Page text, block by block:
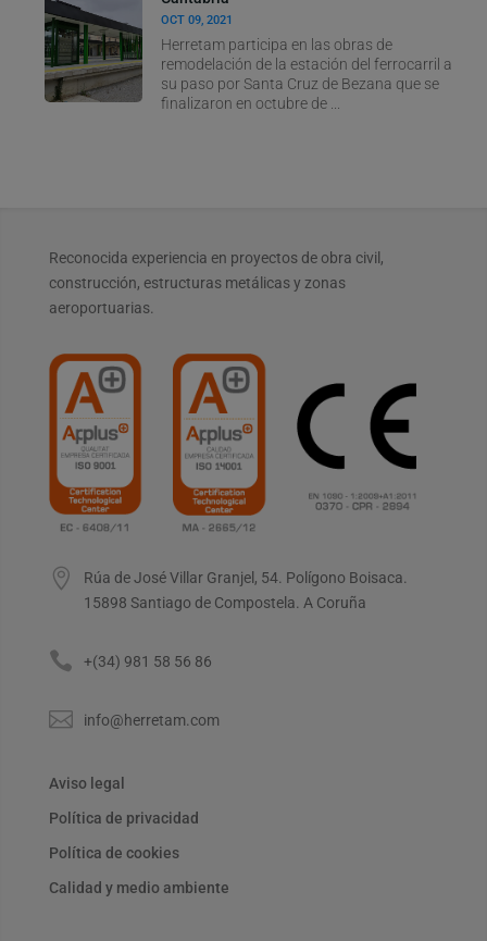
OCT 09, 2021
Herretam participa en las obras de
remodelación de la estación del ferrocarril a
su paso por Santa Cruz de Bezana que se
finalizaron en octubre de ...
Reconocida experiencia en proyectos de obra civil,
construcción, estructuras metálicas y zonas
aeroportuarias.

Rúa de José Villar Granjel, 54. Polígono Boisaca.
15898 Santiago de Compostela. A Coruña
 +(34) 981 58 56 86
 info@herretam.com
Aviso legal
Política de privacidad
Política de cookies
Calidad y medio ambiente